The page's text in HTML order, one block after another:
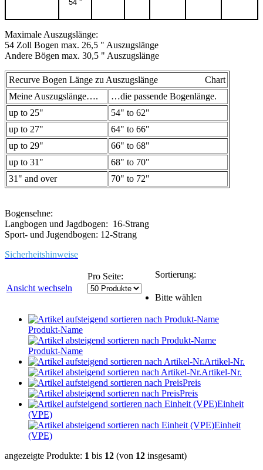
54 ''
Maximale Auszugslänge:
54 Zoll Bogen max. 26,5 " Auszugslänge
Andere Bögen max. 30,5 " Auszugslänge
Recurve Bogen Länge zu Auszugslänge Chart
Meine Auszugslänge….
…die passende Bogenlänge.
up to 25"
54" to 62"
up to 27"
64" to 66"
up to 29"
66" to 68"
up to 31"
68" to 70"
31" and over
70" to 72"
Bogensehne:
Langbogen und Jagdbogen: 16-Strang
Sport- und Jugendbogen: 12-Strang
Sicherheitshinweise
Ansicht wechseln
Pro Seite: Sortierung:
Bitte wählen
Produkt-Name
Produkt-Name
Artikel-Nr.
Artikel-Nr.
Preis
Preis
Einheit
(VPE)
Einheit
(VPE)
angezeigte Produkte: 1 bis 12 (von 12 insgesamt)